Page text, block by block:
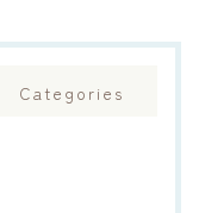
Categories